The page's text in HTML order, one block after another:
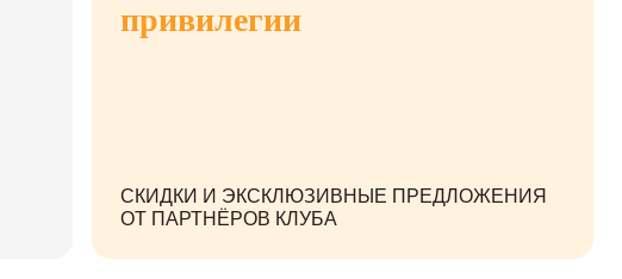
привилегии
СКИДКИ И ЭКСКЛЮЗИВНЫЕ ПРЕДЛОЖЕНИЯ
ОТ ПАРТНЁРОВ КЛУБА